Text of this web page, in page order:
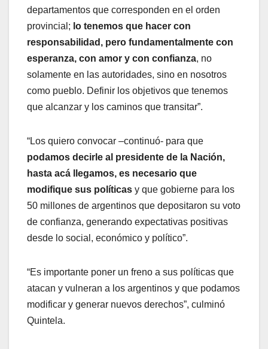
departamentos que corresponden en el orden
provincial; lo tenemos que hacer con
responsabilidad, pero fundamentalmente con
esperanza, con amor y con confianza, no
solamente en las autoridades, sino en nosotros
como pueblo. Definir los objetivos que tenemos
que alcanzar y los caminos que transitar”.
“Los quiero convocar –continuó- para que
podamos decirle al presidente de la Nación,
hasta acá llegamos, es necesario que
modifique sus políticas y que gobierne para los
50 millones de argentinos que depositaron su voto
de confianza, generando expectativas positivas
desde lo social, económico y político”.
“Es importante poner un freno a sus políticas que
atacan y vulneran a los argentinos y que podamos
modificar y generar nuevos derechos”, culminó
Quintela.